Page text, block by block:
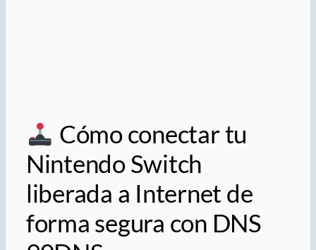
Cómo conectar tu
Nintendo Switch
liberada a Internet de
forma segura con DNS